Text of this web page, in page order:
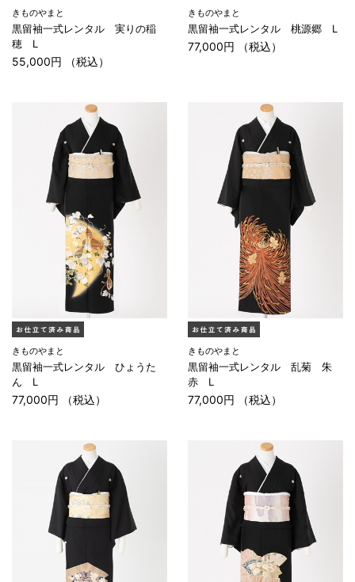
きものやまと
黒留袖一式レンタル 実りの稲
穂 L
55,000円 （税込）
きものやまと
黒留袖一式レンタル 桃源郷 L
77,000円 （税込）
きものやまと
黒留袖一式レンタル ひょうた
ん L
77,000円 （税込）
きものやまと
黒留袖一式レンタル 乱菊 朱
赤 L
77,000円 （税込）